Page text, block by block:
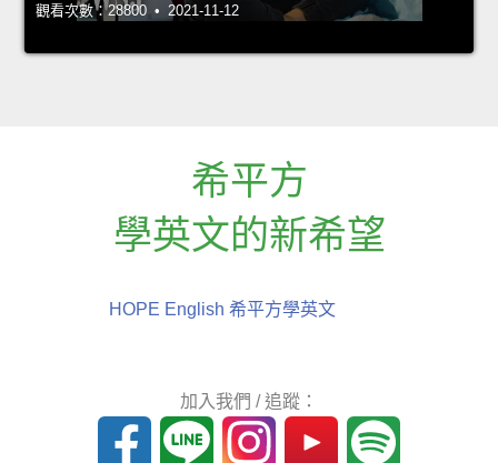
觀看次數：28800 • 2021-11-12
希平方
學英文的新希望
HOPE English 希平方學英文
加入我們 / 追蹤：